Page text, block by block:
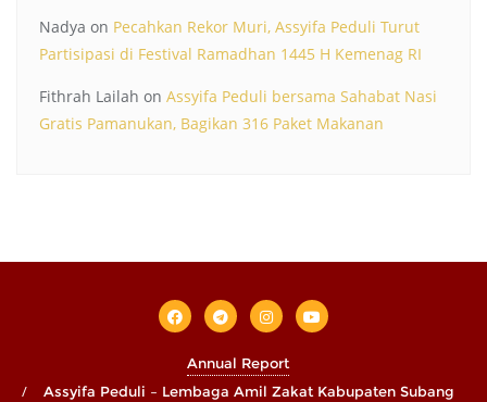
Nadya on Pecahkan Rekor Muri, Assyifa Peduli Turut
Partisipasi di Festival Ramadhan 1445 H Kemenag RI
Fithrah Lailah on Assyifa Peduli bersama Sahabat Nasi
Gratis Pamanukan, Bagikan 316 Paket Makanan
Annual Report
Assyifa Peduli – Lembaga Amil Zakat Kabupaten Subang